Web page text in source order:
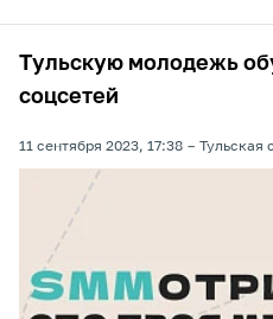
Тульскую молодежь
соцсетей
11 сентября 2023, 17:38 Тульская